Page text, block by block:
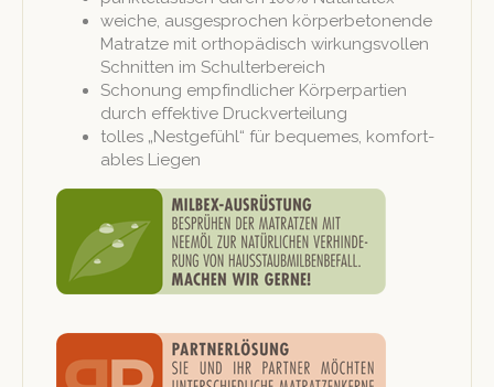
weiche, aus­ge­sprochen kör­per­be­to­nende
Matratze mit orthopädisch wirkungsvollen
Schnit­ten im Schulterbereich
Scho­nung empfind­lich­er Kör­per­par­tien
durch effek­tive Druckverteilung
tolles „Nest­ge­fühl“ für bequemes, kom­fort­
a­bles Liegen